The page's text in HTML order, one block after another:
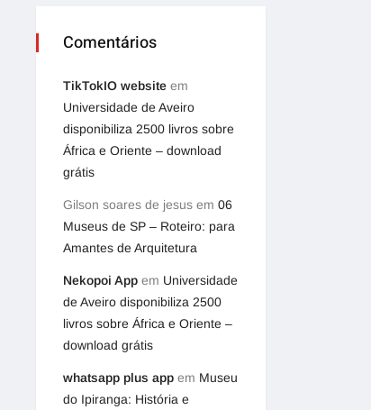
Comentários
TikTokIO website em
Universidade de Aveiro
disponibiliza 2500 livros sobre
África e Oriente – download
grátis
Gilson soares de jesus em 06
Museus de SP – Roteiro: para
Amantes de Arquitetura
Nekopoi App em Universidade
de Aveiro disponibiliza 2500
livros sobre África e Oriente –
download grátis
whatsapp plus app em Museu
do Ipiranga: História e